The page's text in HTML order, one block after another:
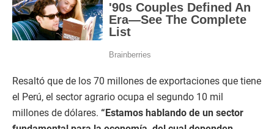
Resaltó que de los 70 millones de exportaciones que tiene
el Perú, el sector agrario ocupa el segundo 10 mil
millones de dólares. “Estamos hablando de un sector